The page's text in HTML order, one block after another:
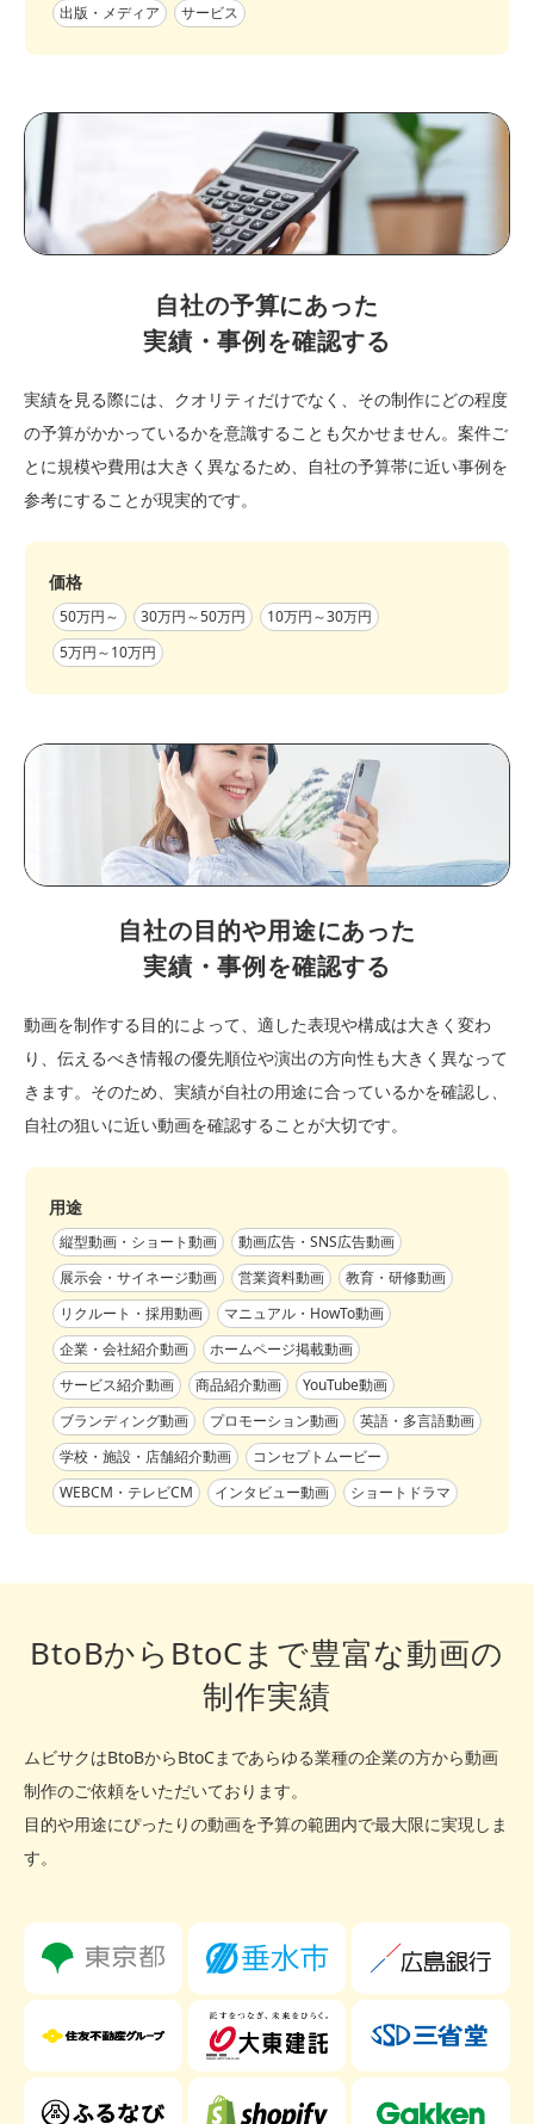
出版・メディア サービス
自社の予算にあった
実績・事例を確認する
実績を見る際には、クオリティだけでなく、その制作にどの程度
の予算がかかっているかを意識することも欠かせません。案件ご
とに規模や費用は大きく異なるため、自社の予算帯に近い事例を
参考にすることが現実的です。
価格
50万円～ 30万円～50万円
10万円～30万円
5万円～10万円
自社の目的や用途にあった
実績・事例を確認する
動画を制作する目的によって、適した表現や構成は大きく変わ
り、伝えるべき情報の優先順位や演出の方向性も大きく異なって
きます。そのため、実績が自社の用途に合っているかを確認し、
自社の狙いに近い動画を確認することが大切です。
用途
縦型動画・ショート動画
動画広告・SNS広告動画
展示会・サイネージ動画
営業資料動画
教育・研修動画
リクルート・採用動画
マニュアル・HowTo動画
企業・会社紹介動画
ホームページ掲載動画
サービス紹介動画
商品紹介動画
YouTube動画
ブランディング動画
プロモーション動画
英語・多言語動画
学校・施設・店舗紹介動画
コンセプトムービー
WEBCM・テレビCM
インタビュー動画 ショートドラマ
BtoBからBtoCまで豊富な動画の
制作実績
ムビサクはBtoBからBtoCまであらゆる業種の企業の方から動画
制作のご依頼をいただいております。
目的や用途にぴったりの動画を予算の範囲内で最大限に実現しま
す。